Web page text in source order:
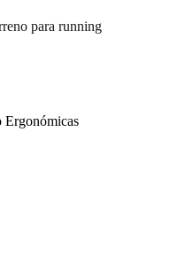
Ergonómicas